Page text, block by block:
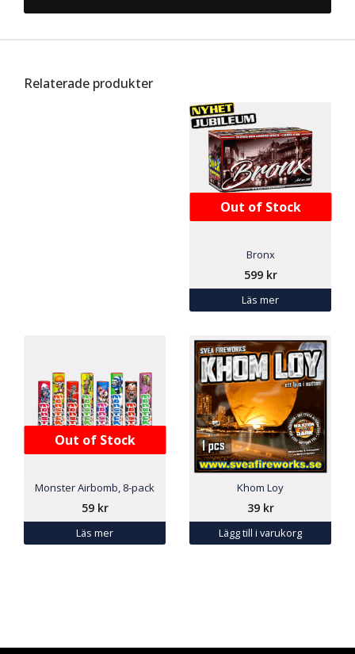
Relaterade produkter
Out of Stock
Bronx
599 kr
Läs mer
Out of Stock
Monster Airbomb, 8-pack
59 kr
Läs mer
Khom Loy
39 kr
Lägg till i varukorg